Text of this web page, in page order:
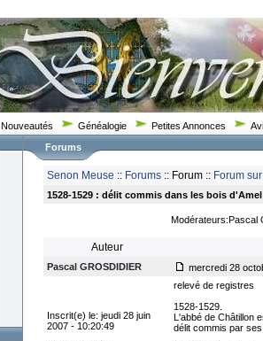
Nouveautés Généalogie Petites Annonces
Forums
Senon Meuse :: Forums :: Forum :: Forum
1528-1529 : délit commis dans les bois
Modérateurs:Pascal
Auteur
Pascal GROSDIDIER mercredi 28
Inscrit(e) le: jeudi 28 juin
2007 - 10:20:49
relevé de registres
1528-1529.
L'abbé de Châtillon
délit commis par